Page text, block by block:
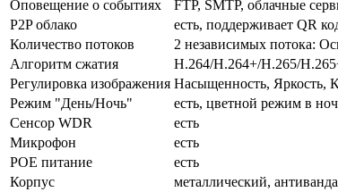
Оповещение о событиях
FTP, SMTP, облачные
P2P облако
есть, поддерживает QR
Количество потоков
2 независимых потока:
Алгоритм сжатия
H.264/H.264+/H.265/
Регулировка изображения Насыщенность, Яркость,
Режим "День/Ночь"
есть, цветной режим в
Сенсор WDR
есть
Микрофон
есть
POE питание
есть
Корпус
металлический,